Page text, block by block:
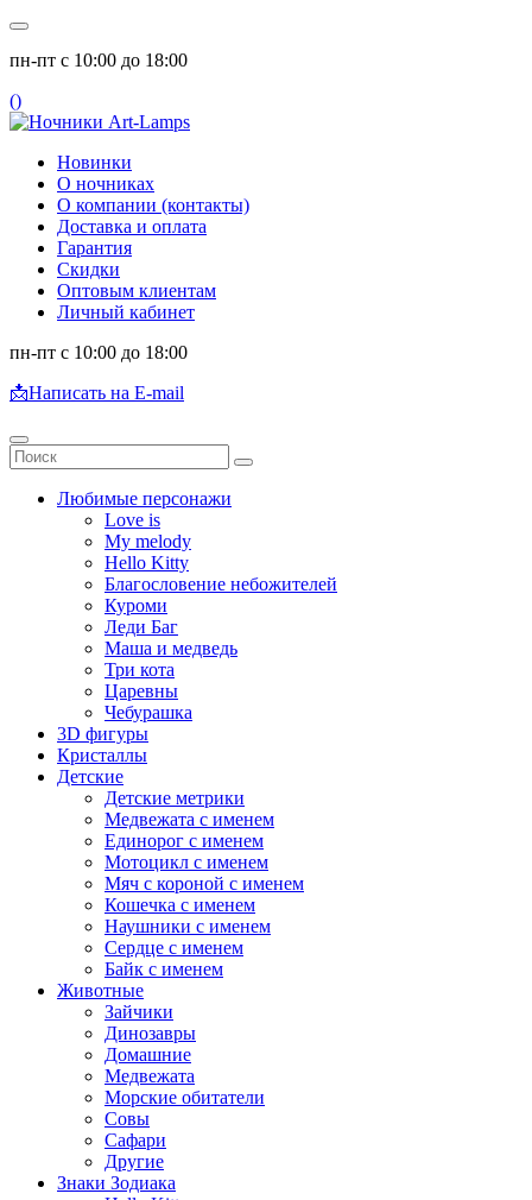
пн-пт с 10:00 до 18:00
()
Новинки
О ночниках
О компании (контакты)
Доставка и оплата
Гарантия
Скидки
Оптовым клиентам
Личный кабинет
пн-пт с 10:00 до 18:00
📩Написать на E-mail
Любимые персонажи
Love is
My melody
Hello Kitty
Благословение небожителей
Куроми
Леди Баг
Маша и медведь
Три кота
Царевны
Чебурашка
3D фигуры
Кристаллы
Детские
Детские метрики
Медвежата с именем
Единорог с именем
Мотоцикл с именем
Мяч с короной с именем
Кошечка с именем
Наушники с именем
Сердце с именем
Байк с именем
Животные
Зайчики
Динозавры
Домашние
Медвежата
Морские обитатели
Совы
Сафари
Другие
Знаки Зодиака